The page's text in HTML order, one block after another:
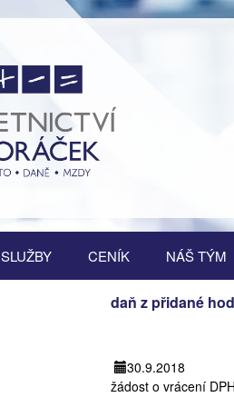
SLUŽBY
Vedení mzdové agendy
CENÍK NÁŠ TÝM
daň z přidané
30.9.2018
žádost o vrácení